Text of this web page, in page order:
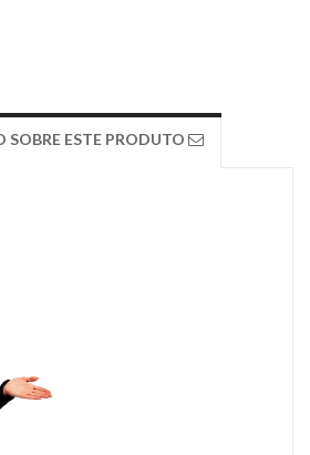
SOBRE ESTE PRODUTO